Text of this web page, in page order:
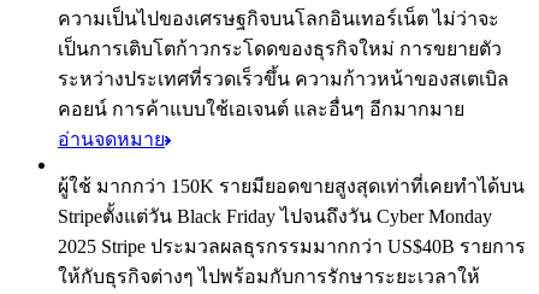
ความเป็นไปของเศรษฐกิจบนโลกอินเทอร์เน็ต ไม่ว่าจะ
เป็นการเติบโตก้าวกระโดดของธุรกิจใหม่ การขยายตัว
ระหว่างประเทศที่รวดเร็วขึ้น ความก้าวหน้าของสเตเบิล
คอยน์ การค้าแบบใช้เอเจนต์ และอื่นๆ อีกมากมาย
อ่านจดหมาย
ผู้ใช้ มากกว่า 150K รายมียอดขายสูงสุดเท่าที่เคยทำได้บน
Stripeตั้งแต่วัน Black Friday ไปจนถึงวัน Cyber Monday
2025 Stripe ประมวลผลธุรกรรมมากกว่า US$40B รายการ
ให้กับธุรกิจต่างๆ ไปพร้อมกับการรักษาระยะเวลาให้